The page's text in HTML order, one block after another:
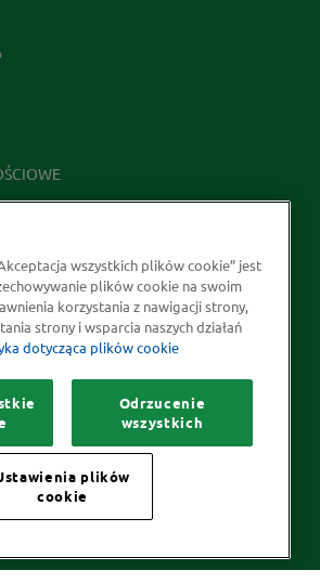
ochrony prywatności
wszystkich plików cookie” jest
plików cookie na swoim
korzystania z nawigacji strony,
strony i wsparcia naszych działań
dotycząca plików cookie
Odrzucenie
wszystkich
plików
cookie